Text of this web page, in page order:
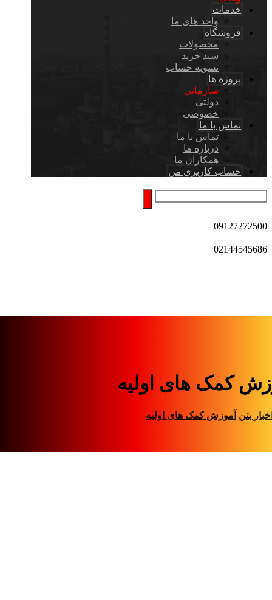
خدمات
واحد های ما
فروشگاه
محصولات
سبد خرید
تسویه حساب
پروژه ها
سازمانی
دولتی
خصوصی
تماس با ما
تماس با ما
درباره ما
همکاران ما
حساب کاربری من
09127272500
02144545686
کمک های اولیه
بتن آموزش کمک های اولیه